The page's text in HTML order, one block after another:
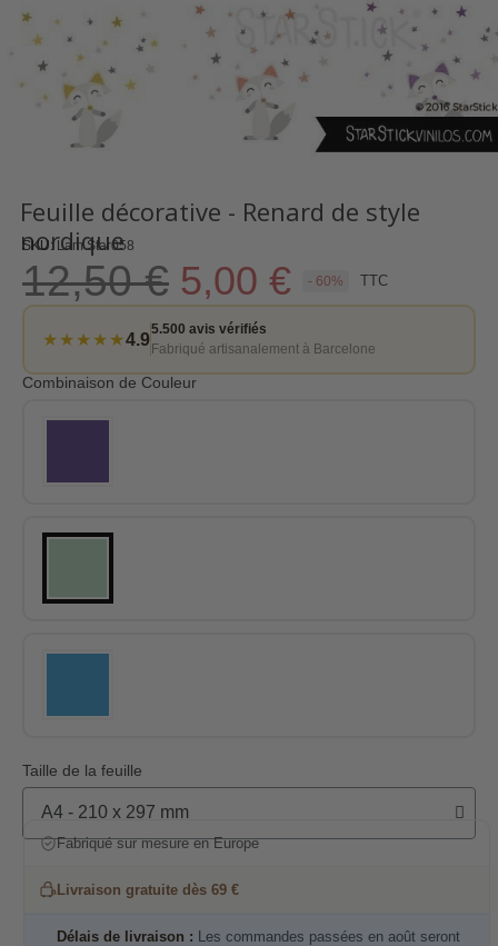
Feuille décorative - Renard de style
nordique
SKU Lam Star058
12,50 € 5,00 € - 60% TTC
★★★★★4.9
5.500 avis vérifiés
Fabriqué artisanalement à Barcelone
Combinaison de Couleur
Taille de la feuille
Fabriqué sur mesure en Europe
Livraison gratuite dès 69 €
Délais de livraison : Les commandes passées en août seront